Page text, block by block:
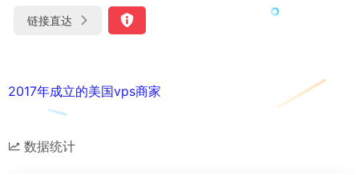
链接直达
2017年成立的美国vps商家
数据统计